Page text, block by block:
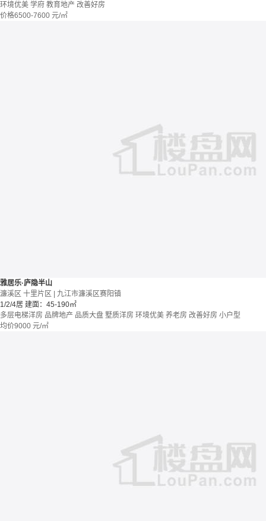
环境优美 学府 教育地产 改善好房
价格6500-7600 元/㎡
雅居乐·庐隐半山
濂溪区 十里片区 | 九江市濂溪区赛阳镇
1/2/4居 建面：45-190㎡
多层电梯洋房 品牌地产 品质大盘 墅质洋房 环境优美 养老房 改善好房 小户型
均价9000 元/㎡